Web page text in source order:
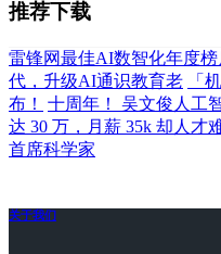
推荐下载
雷锋网最佳AI数智化年度
代，升级AI通识教育老
「
布！
十周年！ 吴文俊人工
达 30 万，月薪 35k 却人才
首席科学家
关于我们